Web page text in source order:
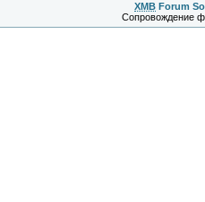
XMB Forum
Сопровождение